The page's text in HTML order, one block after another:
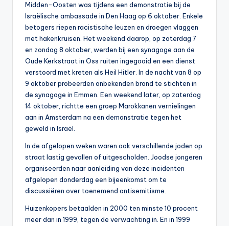
Midden-Oosten was tijdens een demonstratie bij de
Israëlische ambassade in Den Haag op 6 oktober. Enkele
betogers riepen racistische leuzen en droegen vlaggen
met hakenkruisen. Het weekend daarop, op zaterdag 7
en zondag 8 oktober, werden bij een synagoge aan de
Oude Kerkstraat in Oss ruiten ingegooid en een dienst
verstoord met kreten als Heil Hitler. In de nacht van 8 op
9 oktober probeerden onbekenden brand te stichten in
de synagoge in Emmen. Een weekend later, op zaterdag
14 oktober, richtte een groep Marokkanen vernielingen
aan in Amsterdam na een demonstratie tegen het
geweld in Israël.
In de afgelopen weken waren ook verschillende joden op
straat lastig gevallen of uitgescholden. Joodse jongeren
organiseerden naar aanleiding van deze incidenten
afgelopen donderdag een bijeenkomst om te
discussiëren over toenemend antisemitisme.
Huizenkopers betaalden in 2000 ten minste 10 procent
meer dan in 1999, tegen de verwachting in. En in 1999